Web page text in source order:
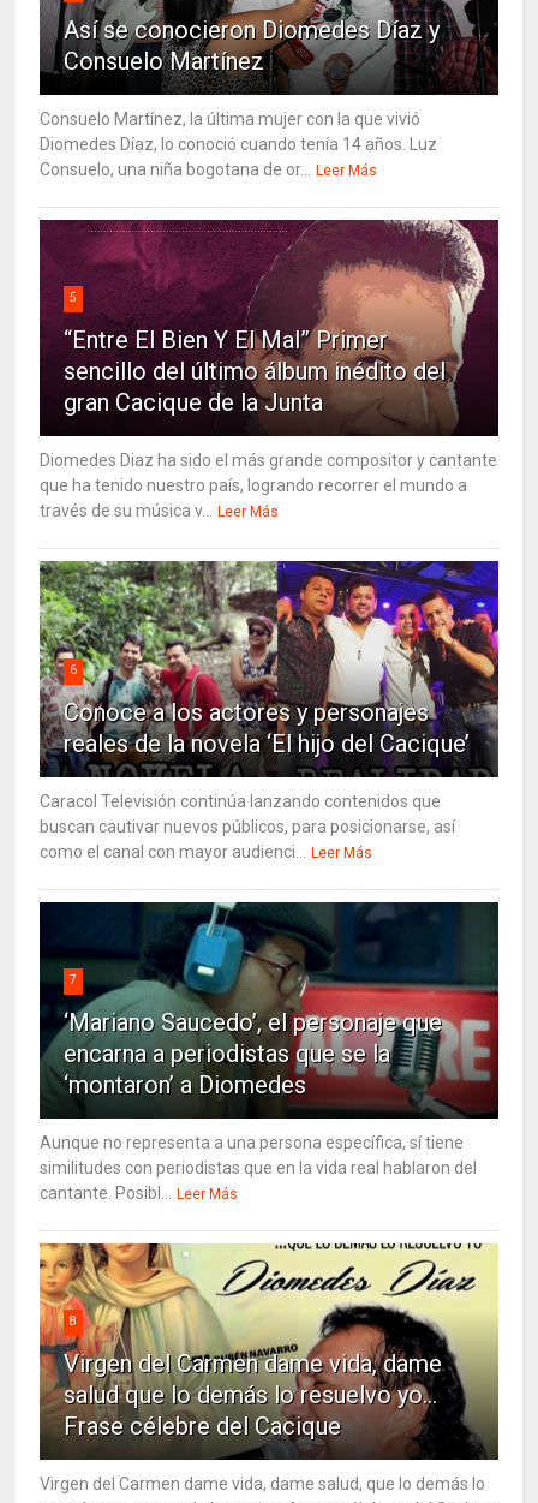
Así se conocieron Diomedes Díaz y
Consuelo Martínez
Consuelo Martínez, la última mujer con la que vivió
Diomedes Díaz, lo conoció cuando tenía 14 años. Luz
Consuelo, una niña bogotana de or...
Leer Más
5
“Entre El Bien Y El Mal” Primer
sencillo del último álbum inédito del
gran Cacique de la Junta
Diomedes Diaz ha sido el más grande compositor y cantante
que ha tenido nuestro país, logrando recorrer el mundo a
través de su música v...
Leer Más
6
Conoce a los actores y personajes
reales de la novela ‘El hijo del Cacique’
Caracol Televisión continúa lanzando contenidos que
buscan cautivar nuevos públicos, para posicionarse, así
como el canal con mayor audienci...
Leer Más
7
‘Mariano Saucedo’, el personaje que
encarna a periodistas que se la
‘montaron’ a Diomedes
Aunque no representa a una persona específica, sí tiene
similitudes con periodistas que en la vida real hablaron del
cantante. Posibl...
Leer Más
8
Virgen del Carmen dame vida, dame
salud que lo demás lo resuelvo yo…
Frase célebre del Cacique
Virgen del Carmen dame vida, dame salud, que lo demás lo